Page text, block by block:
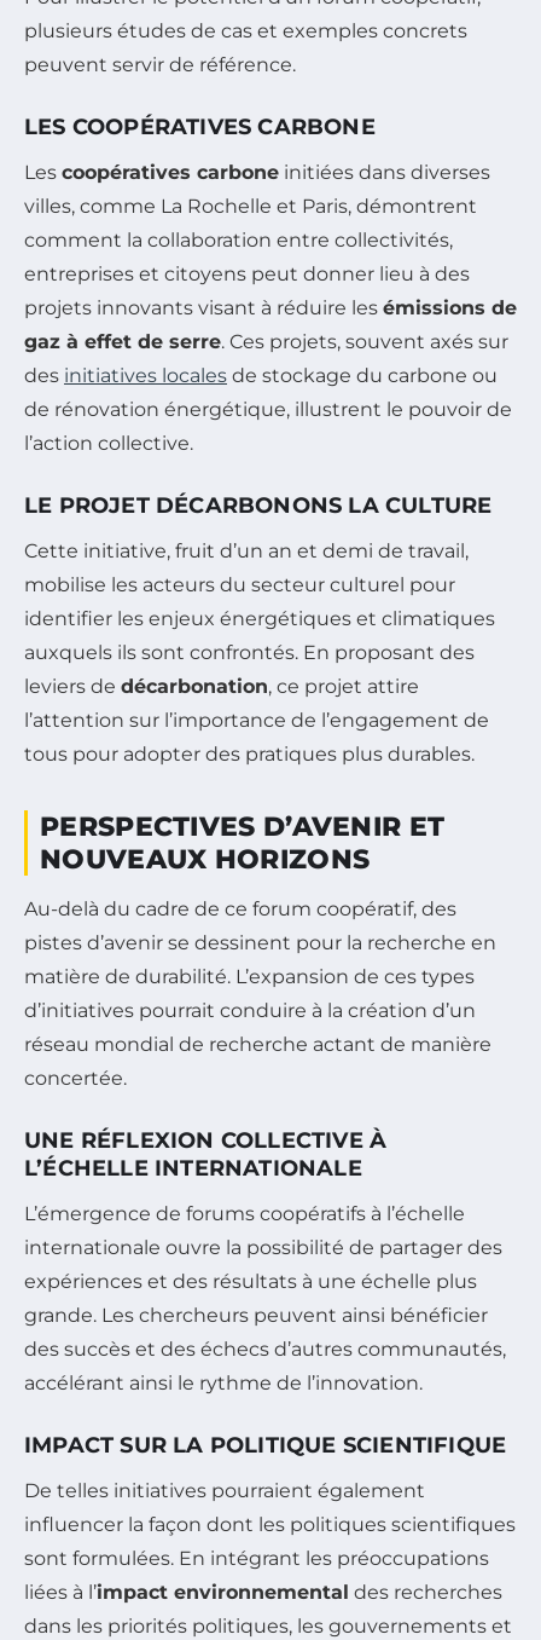
plusieurs études de cas et exemples concrets
peuvent servir de référence.
LES COOPÉRATIVES CARBONE
Les coopératives carbone initiées dans diverses
villes, comme La Rochelle et Paris, démontrent
comment la collaboration entre collectivités,
entreprises et citoyens peut donner lieu à des
projets innovants visant à réduire les émissions de
gaz à effet de serre. Ces projets, souvent axés sur
des initiatives locales de stockage du carbone ou
de rénovation énergétique, illustrent le pouvoir de
l’action collective.
LE PROJET DÉCARBONONS LA CULTURE
Cette initiative, fruit d’un an et demi de travail,
mobilise les acteurs du secteur culturel pour
identifier les enjeux énergétiques et climatiques
auxquels ils sont confrontés. En proposant des
leviers de décarbonation, ce projet attire
l’attention sur l’importance de l’engagement de
tous pour adopter des pratiques plus durables.
PERSPECTIVES D’AVENIR ET
NOUVEAUX HORIZONS
Au-delà du cadre de ce forum coopératif, des
pistes d’avenir se dessinent pour la recherche en
matière de durabilité. L’expansion de ces types
d’initiatives pourrait conduire à la création d’un
réseau mondial de recherche actant de manière
concertée.
UNE RÉFLEXION COLLECTIVE À
L’ÉCHELLE INTERNATIONALE
L’émergence de forums coopératifs à l’échelle
internationale ouvre la possibilité de partager des
expériences et des résultats à une échelle plus
grande. Les chercheurs peuvent ainsi bénéficier
des succès et des échecs d’autres communautés,
accélérant ainsi le rythme de l’innovation.
IMPACT SUR LA POLITIQUE SCIENTIFIQUE
De telles initiatives pourraient également
influencer la façon dont les politiques scientifiques
sont formulées. En intégrant les préoccupations
liées à l’impact environnemental des recherches
dans les priorités politiques, les gouvernements et